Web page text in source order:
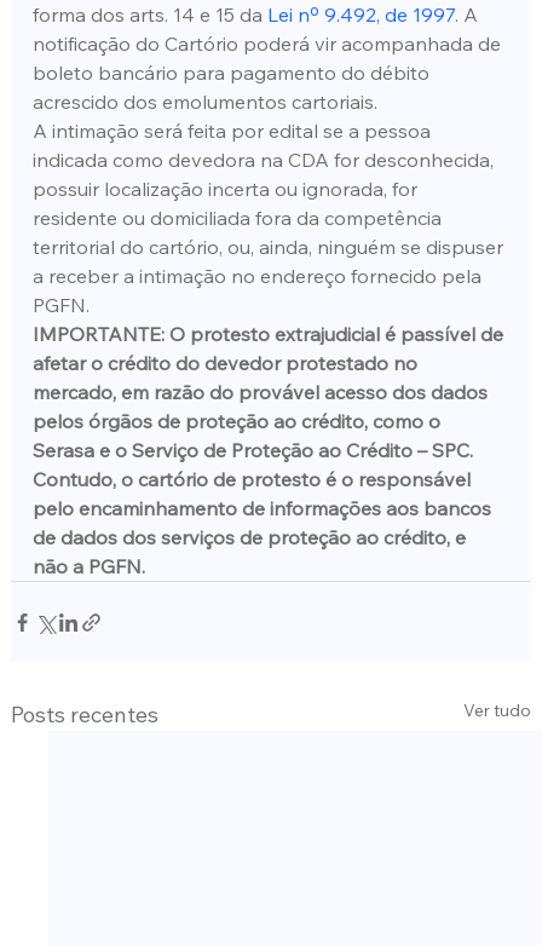
forma dos arts. 14 e 15 da Lei nº 9.492, de 1997. A
notificação do Cartório poderá vir acompanhada de
boleto bancário para pagamento do débito
acrescido dos emolumentos cartoriais.
A intimação será feita por edital se a pessoa
indicada como devedora na CDA for desconhecida,
possuir localização incerta ou ignorada, for
residente ou domiciliada fora da competência
territorial do cartório, ou, ainda, ninguém se dispuser
a receber a intimação no endereço fornecido pela
PGFN.
IMPORTANTE: O protesto extrajudicial é passível de
afetar o crédito do devedor protestado no
mercado, em razão do provável acesso dos dados
pelos órgãos de proteção ao crédito, como o
Serasa e o Serviço de Proteção ao Crédito – SPC.
Contudo, o cartório de protesto é o responsável
pelo encaminhamento de informações aos bancos
de dados dos serviços de proteção ao crédito, e
não a PGFN.
Posts recentes Ver tudo